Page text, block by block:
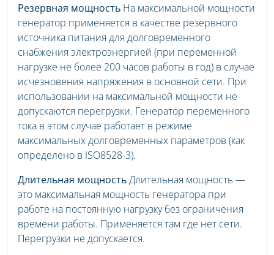
Резервная мощность На максимальной мощности
генератор применяется в качестве резервного
источника питания для долговременного
снабжения электроэнергией (при переменной
нагрузке не более 200 часов работы в год) в случае
исчезновения напряжения в основной сети. При
использовании на максимальной мощности не
допускаются перегрузки. Генератор переменного
тока в этом случае работает в режиме
максимальных долговременных параметров (как
определено в ISO8528-3).
Длительная мощностьДлительная мощность —
это максимальная мощность генератора при
работе на постоянную нагрузку без ограничения
времени работы. Применяется там где нет сети.
Перегрузки не допускается.